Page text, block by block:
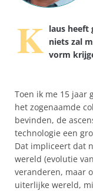
K laus heeft
niets zal
vorm
Toen ik me 15 jaar
het zogenaamde
bevinden, de
technologie een
Dat impliceert dat
wereld (evolutie
veranderen, maar
uiterlijke wereld,